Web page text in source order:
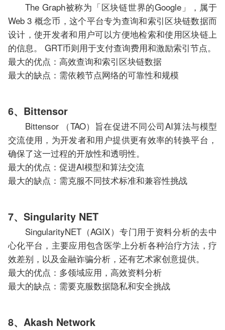
The Graph被称为「区块链世界的Google」，属于
Web 3 概念币，这个平台专为查询和索引区块链数据而
设计，使开发者和用户可以方便地检索和使用区块链上
的信息。 GRT币则用于支付查询费用和激励索引节点。
最大的优点：高效查询和索引区块链数据
最大的缺点：需依赖节点网络的可靠性和规模
6、Bittensor
Bittensor （TAO）旨在促进不同公司AI算法与模型
交流使用，为开发者和用户提供更有效率的转换平台，
确保了这一过程的开放性和透明性。
最大的优点：促进AI模型和算法交流
最大的缺点：需克服不同技术标准和兼容性挑战
7、Singularity NET
SingularityNET（AGIX）专门用于资料分析的去中
心化平台，主要应用包含医学上分析各种治疗方法，疗
效差别，以及金融诈骗分析，还有艺术家创意提供。
最大的优点：多领域应用，高效资料分析
最大的缺点：需要克服数据隐私和安全挑战
8、Akash Network